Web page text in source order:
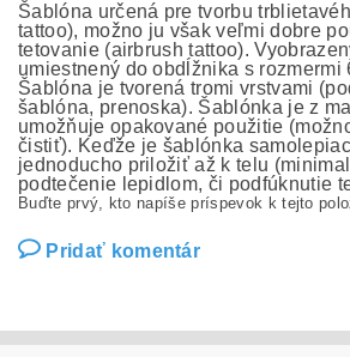
Šablóna určená pre tvorbu
tattoo), možno ju však veľmi dobre
tetovanie (airbrush tattoo).
umiestnený do obdĺžnika s rozmermi
Šablóna je tvorená tromi vrstvami
šablóna, prenoska). Šablónka je z
umožňuje opakované použitie
čistiť). Keďže je šablónka
jednoducho priložiť až k telu
podtečenie lepidlom, či podfúknutie
Buďte prvý, kto napíše príspevok k tejto
Pridať komentár